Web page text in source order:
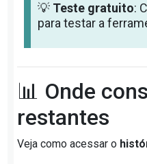
💡 Teste gratuito:
para testar a
📊 Onde
restantes
Veja como acessar o